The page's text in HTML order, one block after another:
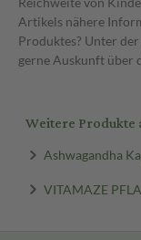
Artikels nähere
Produktes? Unter
gerne Auskunft über
Weitere Produkte
Ashwagandha
VITAMAZE